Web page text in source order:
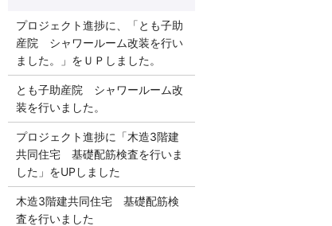
プロジェクト進捗に、「とも子助
産院 シャワールーム改装を行い
ました。」をＵＰしました。
とも子助産院 シャワールーム改
装を行いました。
プロジェクト進捗に「木造3階建
共同住宅 基礎配筋検査を行いま
した」をUPしました
木造3階建共同住宅 基礎配筋検
査を行いました